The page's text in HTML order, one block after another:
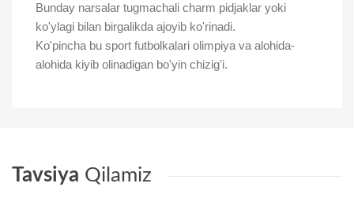
Bunday narsalar tugmachali charm pidjaklar yoki
ko'ylagi bilan birgalikda ajoyib ko'rinadi.
Ko'pincha bu sport futbolkalari olimpiya va alohida-
alohida kiyib olinadigan bo'yin chizig'i.
Tavsiya Qilamiz